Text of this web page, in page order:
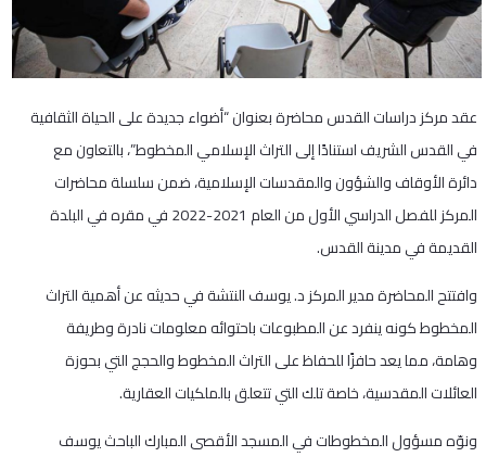
عقد مركز دراسات القدس محاضرة بعنوان “أضواء جديدة على الحياة الثقافية
في القدس الشريف استنادًا إلى التراث الإسلامي المخطوط”، بالتعاون مع
دائرة الأوقاف والشؤون والمقدسات الإسلامية، ضمن سلسلة محاضرات
المركز للفصل الدراسي الأول من العام 2021-2022 في مقره في البلدة
القديمة في مدينة القدس.
وافتتح المحاضرة مدير المركز د. يوسف النتشة في حديثه عن أهمية التراث
المخطوط كونه ينفرد عن المطبوعات باحتوائه معلومات نادرة وطريفة
وهامة، مما يعد حافزًا للحفاظ على التراث المخطوط والحجج التي بحوزة
العائلات المقدسية، خاصة تلك التي تتعلق بالملكيات العقارية.
ونوّه مسؤول المخطوطات في المسجد الأقصى المبارك الباحث يوسف